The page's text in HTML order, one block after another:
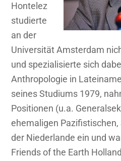
Hontelez
studierte
an der
Universität Amsterdam
und spezialisierte sich
Anthropologie in
seines Studiums 1979,
Positionen (u.a.
ehemaligen
der Niederlande ein und
Friends of the Earth